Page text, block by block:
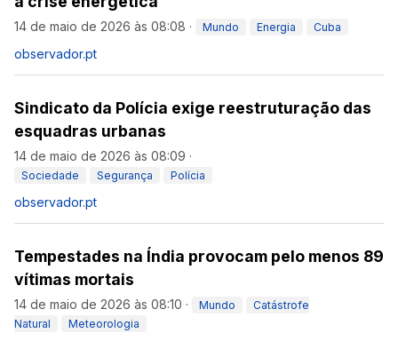
14 de maio de 2026 às 08:08 · Mundo Energia Cuba
observador.pt
Sindicato da Polícia exige reestruturação das
esquadras urbanas
14 de maio de 2026 às 08:09 ·
Sociedade Segurança Polícia
observador.pt
Tempestades na Índia provocam pelo menos 89
vítimas mortais
14 de maio de 2026 às 08:10 · Mundo
Catástrofe
Natural
Meteorologia